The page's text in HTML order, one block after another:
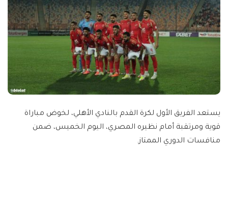
يستعد الفريق الأول لكرة القدم بالنادي الأهلي، لخوض مباراة
قوية ومرتقبة أمام نظيره المصري، اليوم الخميس، ضمن
منافسات الدوري الممتاز.